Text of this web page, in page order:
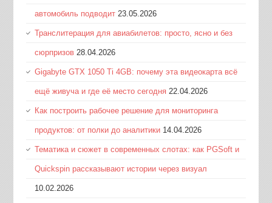
автомобиль подводит 23.05.2026
Транслитерация для авиабилетов: просто, ясно и без
сюрпризов 28.04.2026
Gigabyte GTX 1050 Ti 4GB: почему эта видеокарта всё
ещё живуча и где её место сегодня 22.04.2026
Как построить рабочее решение для мониторинга
продуктов: от полки до аналитики 14.04.2026
Тематика и сюжет в современных слотах: как PGSoft и
Quickspin рассказывают истории через визуал
10.02.2026